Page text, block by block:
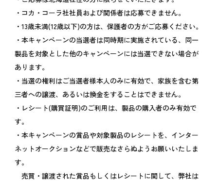
・コカ・コーラ社社員および関係者は応募できません。
・13歳未満(12歳以下)の方は、保護者の方がご応募ください。
・本キャンペーンの当選者は同時期に実施されている、同一
製品を対象とした他のキャンペーンには当選できない場合が
あります。
・当選の権利はご当選者様本人のみに有効で、家族を含む第
三者への譲渡、あるいは換金をすることはできません。
・レシート(購買証明)のご利用は、製品の購入者のみ有効で
す。
・本キャンペーンの賞品や対象製品のレシートを、インター
ネットオークションなどで販売なさらぬようお願いいたしま
す。
売買・譲渡された賞品もしくはレシートに関して、弊社は